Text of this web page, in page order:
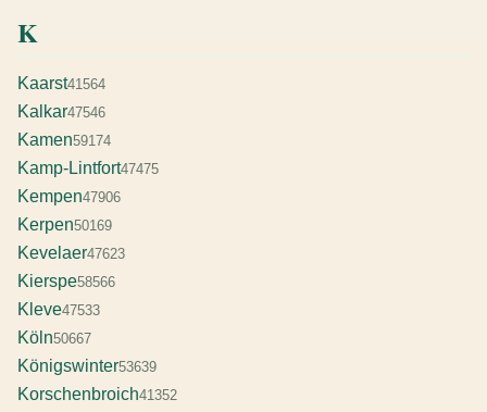
K
Kaarst41564
Kalkar47546
Kamen59174
Kamp-Lintfort47475
Kempen47906
Kerpen50169
Kevelaer47623
Kierspe58566
Kleve47533
Köln50667
Königswinter53639
Korschenbroich41352